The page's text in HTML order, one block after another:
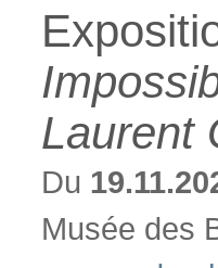
Laurent
Du
Musée des